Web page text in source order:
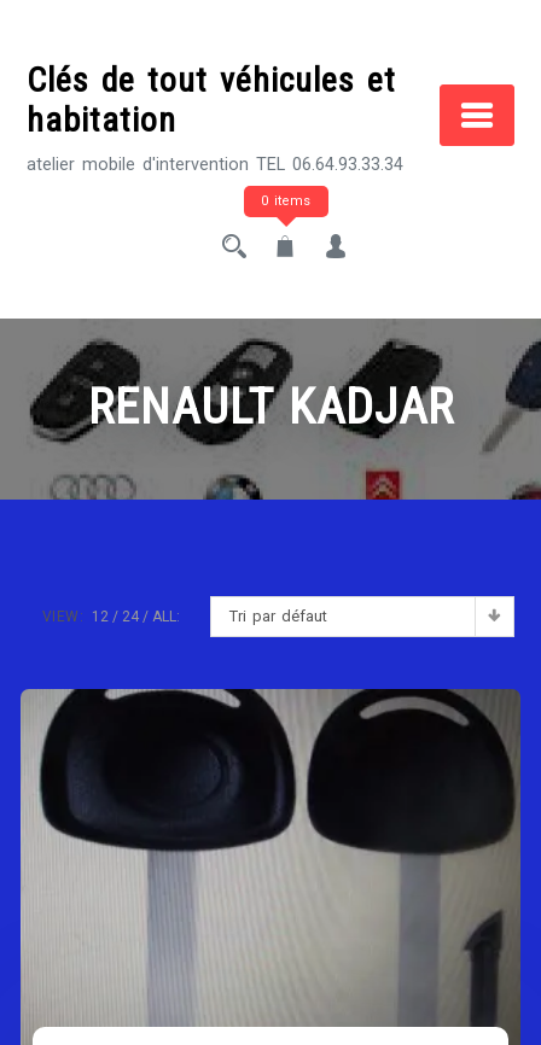
contentClés de tout véhicules et
habitation
atelier mobile d'intervention TEL 06.64.93.33.34
0 items
RENAULT KADJAR
Tri par défaut
VIEW: 12 24 ALL: